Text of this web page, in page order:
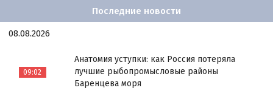
Последние новости
08.08.2026
09:02
Анатомия уступки: как Россия потеряла
лучшие рыбопромысловые районы
Баренцева моря